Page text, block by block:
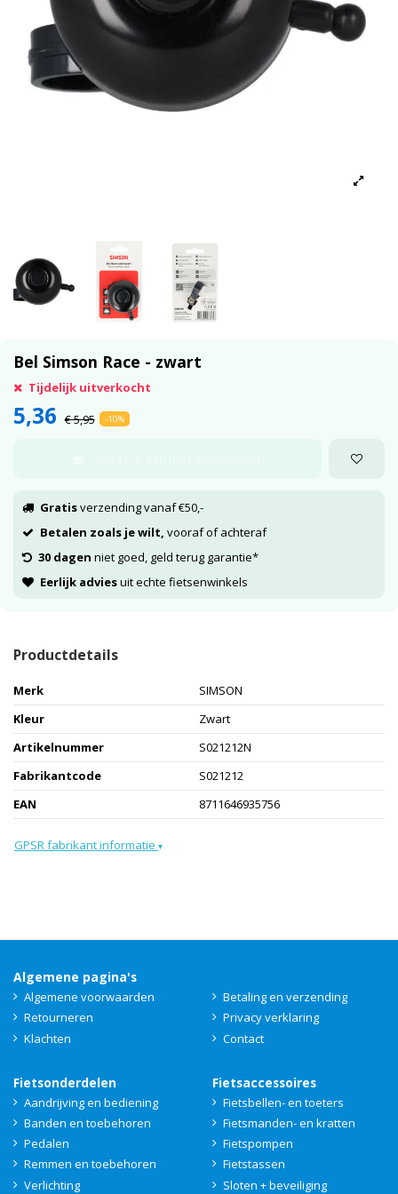
Bel Simson Race - zwart
Tijdelijk uitverkocht
5,36 € 5,95 -10%
Gratisverzending vanaf €50,-
Betalen zoals je wilt, vooraf of achteraf
30 dagen niet goed, geld terug garantie*
Eerlijk adviesuit echte fietsenwinkels
Productdetails
Merk
SIMSON
Kleur
Zwart
Artikelnummer
S021212N
Fabrikantcode
S021212
EAN
8711646935756
GPSR fabrikant informatie ▾
Algemene pagina's
Algemene voorwaarden
Betaling en verzending
Retourneren
Privacy verklaring
Klachten
Contact
Fietsonderdelen
Aandrijving en bediening
Banden en toebehoren
Pedalen
Remmen en toebehoren
Verlichting
Fietsaccessoires
Fietsbellen- en toeters
Fietsmanden- en kratten
Fietspompen
Fietstassen
Sloten + beveiliging